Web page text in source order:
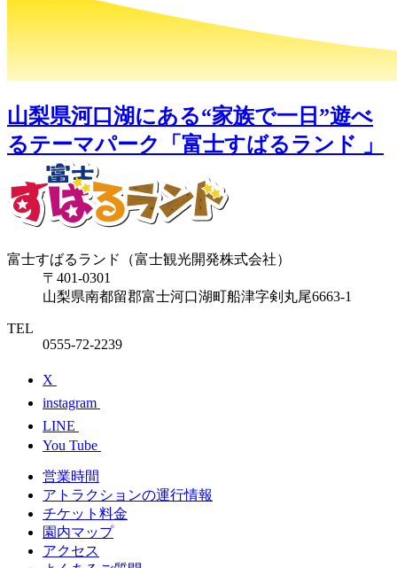
山梨県河口湖にある“家族で一日”遊べ
るテーマパーク「富士すばるランド 」
富士すばるランド（富士観光開発株式会社）
〒401-0301
山梨県南都留郡富士河口湖町船津字剣丸尾6663-1
TEL
0555-72-2239
X
instagram
LINE
You Tube
営業時間
アトラクションの運行情報
チケット料⾦
園内マップ
アクセス